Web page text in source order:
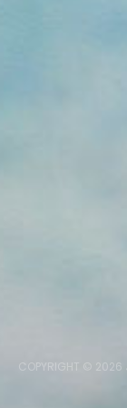
COPYRIGHT © 2026